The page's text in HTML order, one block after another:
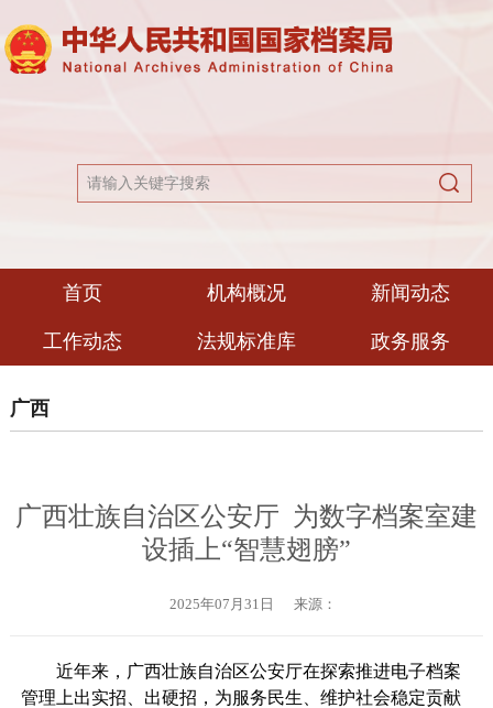
首页 机构概况 新闻动态
工作动态 法规标准库 政务服务
广西
广西壮族自治区公安厅 为数字档案室建
设插上“智慧翅膀”
2025年07月31日 来源：
近年来，广西壮族自治区公安厅在探索推进电子档案
管理上出实招、出硬招，为服务民生、维护社会稳定贡献